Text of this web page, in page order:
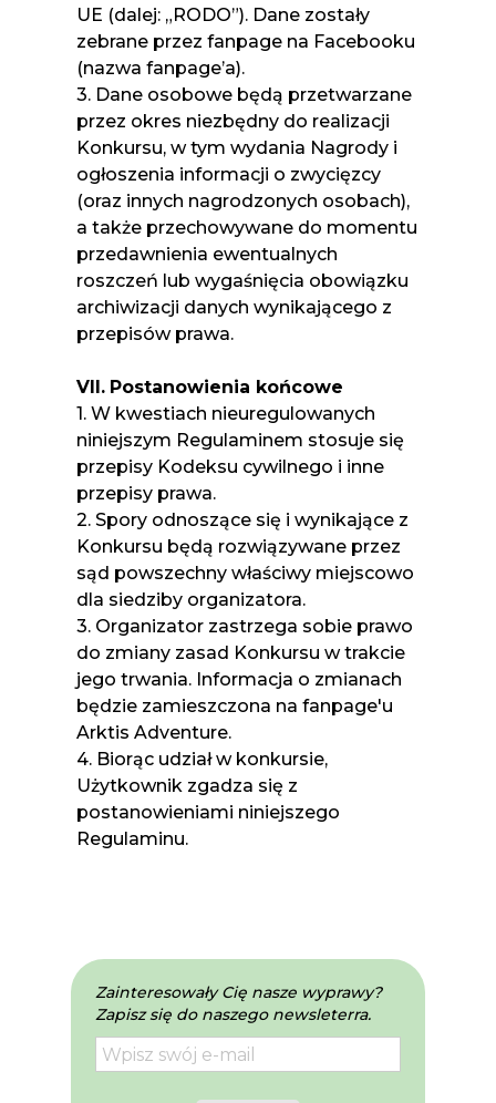
UE (dalej: „RODO”). Dane zostały
zebrane przez fanpage na Facebooku
(nazwa fanpage’a).
3. Dane osobowe będą przetwarzane
przez okres niezbędny do realizacji
Konkursu, w tym wydania Nagrody i
ogłoszenia informacji o zwycięzcy
(oraz innych nagrodzonych osobach),
a także przechowywane do momentu
przedawnienia ewentualnych
roszczeń lub wygaśnięcia obowiązku
archiwizacji danych wynikającego z
przepisów prawa.
VII. Postanowienia końcowe
1. W kwestiach nieuregulowanych
niniejszym Regulaminem stosuje się
przepisy Kodeksu cywilnego i inne
przepisy prawa.
2. Spory odnoszące się i wynikające z
Konkursu będą rozwiązywane przez
sąd powszechny właściwy miejscowo
dla siedziby organizatora.
3. Organizator zastrzega sobie prawo
do zmiany zasad Konkursu w trakcie
jego trwania. Informacja o zmianach
będzie zamieszczona na fanpage'u
Arktis Adventure.
4. Biorąc udział w konkursie,
Użytkownik zgadza się z
postanowieniami niniejszego
Regulaminu.
Zainteresowały Cię nasze wyprawy?
Zapisz się do naszego newsleterra.